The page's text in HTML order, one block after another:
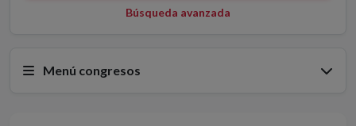
Búsqueda avanzada
Menú congresos